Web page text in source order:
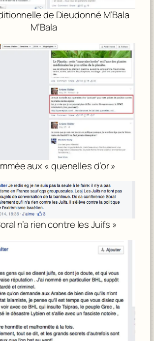
de Dieudonné M’Bala
M’Bala
aux « quenelles d’or »
n’a rien contre les Juifs »